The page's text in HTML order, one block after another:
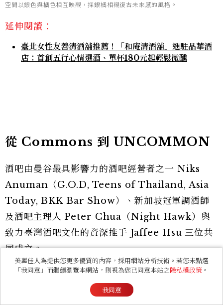
空間以銀色與橘色相互映襯，採銀橘相襯復古未來感的風格。
延伸閱讀：
臺北女性友善清酒舖推薦！「和庵清酒舖」進駐晶華酒
店：首創五行心情選酒、單杯180元起輕鬆微醺
從 Commons 到 UNCOMMON
酒吧由曼谷最具影響力的酒吧經營者之一 Niks
Anuman（G.O.D, Teens of Thailand, Asia
Today, BKK Bar Show）、新加坡冠軍調酒師
及酒吧主理人 Peter Chua（Night Hawk）與
致力臺灣酒吧文化的資深推手 Jaffee Hsu 三位共
同成立。
十年前，Jaffee 在大安區開了英式風格酒吧
Commons，其概念就像是城市中的客廳，可以圍
美麗佳人為提供您更多優質的內容，採用網站分析技術。若您未點選
「我同意」而繼續瀏覽本網站，則視為您已同意本站之隱私權政策 。
我同意